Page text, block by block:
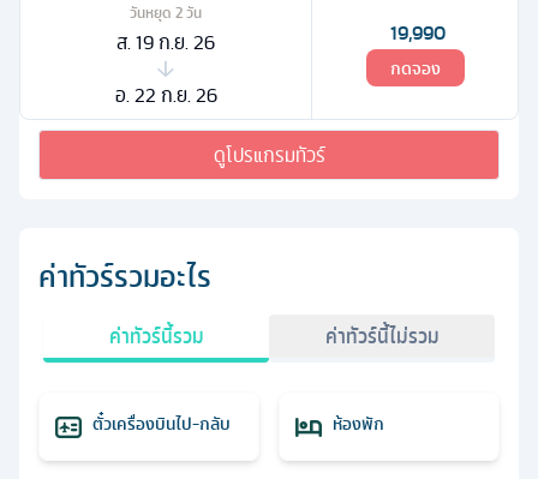
วันหยุด 2วัน
ส. 19 ก.ย. 26
อ. 22 ก.ย. 26
19,990
กดจอง
ดูโปรแกรมทัวร์
ค่าทัวร์รวมอะไร
ค่าทัวร์นี้รวม ค่าทัวร์นี้ไม่รวม
ตั๋วเครื่องบินไป-กลับ ห้องพัก